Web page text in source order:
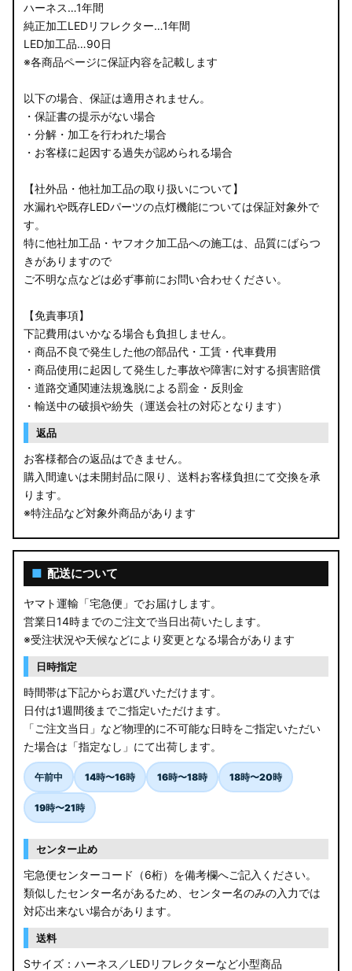
ハーネス…1年間
純正加工LEDリフレクター…1年間
LED加工品…90日
※各商品ページに保証内容を記載します
以下の場合、保証は適用されません。
・保証書の提示がない場合
・分解・加工を行われた場合
・お客様に起因する過失が認められる場合
【社外品・他社加工品の取り扱いについて】
水漏れや既存LEDパーツの点灯機能については保証対象外で
す。
特に他社加工品・ヤフオク加工品への施工は、品質にばらつ
きがありますので
ご不明な点などは必ず事前にお問い合わせください。
【免責事項】
下記費用はいかなる場合も負担しません。
・商品不良で発生した他の部品代・工賃・代車費用
・商品使用に起因して発生した事故や障害に対する損害賠償
・道路交通関連法規逸脱による罰金・反則金
・輸送中の破損や紛失（運送会社の対応となります）
返品
お客様都合の返品はできません。
購入間違いは未開封品に限り、送料お客様負担にて交換を承
ります。
※特注品など対象外商品があります
■ 配送について
ヤマト運輸「宅急便」でお届けします。
営業日14時までのご注文で当日出荷いたします。
※受注状況や天候などにより変更となる場合があります
日時指定
時間帯は下記からお選びいただけます。
日付は1週間後までご指定いただけます。
「ご注文当日」など物理的に不可能な日時をご指定いただい
た場合は「指定なし」にて出荷します。
午前中 14時〜16時 16時〜18時 18時〜20時
19時〜21時
センター止め
宅急便センターコード（6桁）を備考欄へご記入ください。
類似したセンター名があるため、センター名のみの入力では
対応出来ない場合があります。
送料
Sサイズ：ハーネス／LEDリフレクターなど小型商品